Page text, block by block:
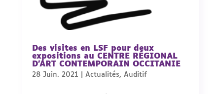
Des visites en LSF pour deux
expositions au CENTRE RÉGIONAL
D’ART CONTEMPORAIN OCCITANIE
28 Juin. 2021 Actualités, Auditif